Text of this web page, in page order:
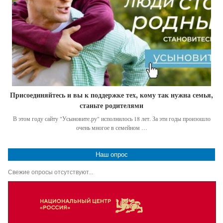
Присоединяйтесь и вы к поддержке тех, кому так нужна семья,
станьте родителями
В этом году сайту "Усыновите.ру" исполнилось 18 лет. За эти годы произошло
очень многое в семейном …
Наш опрос
Свежие опросы отсутствуют...